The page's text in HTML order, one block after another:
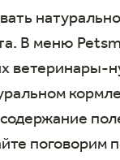
В меню
ветеринары-
поговорим